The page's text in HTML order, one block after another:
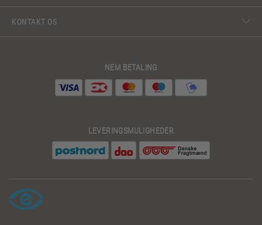
KONTAKT OS
NEM BETALING
LEVERINGSMULIGHEDER